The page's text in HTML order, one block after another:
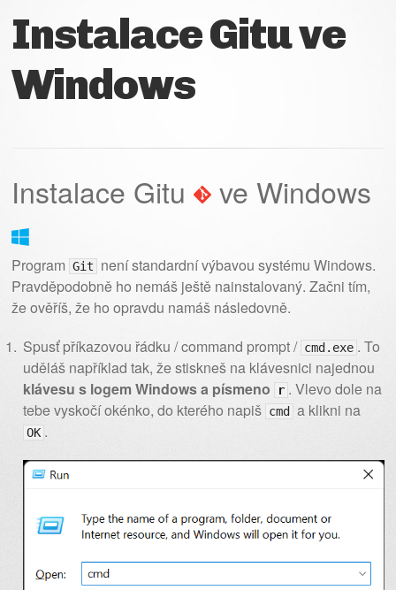
Instalace Gitu ve
Windows
Instalace Gitu ve Windows
Program Git
není standardní výbavou systému Windows.
Pravděpodobně ho nemáš ještě nainstalovaný. Začni tím,
že ověříš, že ho opravdu namáš následovně.
Spusť příkazovou řádku / command prompt / cmd.exe . To
uděláš například tak, že stiskneš na klávesnici najednou
klávesu s logem Windows a písmeno
r . Vlevo dole na
tebe vyskočí okénko, do kterého napiš cmd a klikni na
OK .